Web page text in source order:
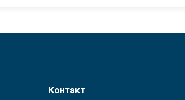
Контакт